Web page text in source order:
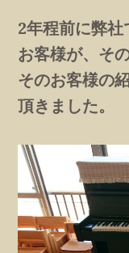
2年程前に弊
お客様が、そ
そのお客様の
頂きました。